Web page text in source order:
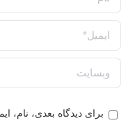
ایمیل *
وبسایت
برای دیدگاه بعدی، نام،